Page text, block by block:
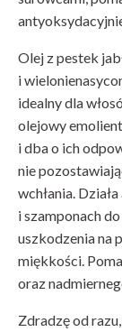
Olej z pestek
i
idealny dla
olejowy
i dba o ich
nie
wchłania.
i szamponach
uszkodzenia na
miękkości.
oraz
Zdradzę od